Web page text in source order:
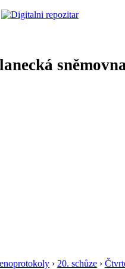
› 20. schůze ›